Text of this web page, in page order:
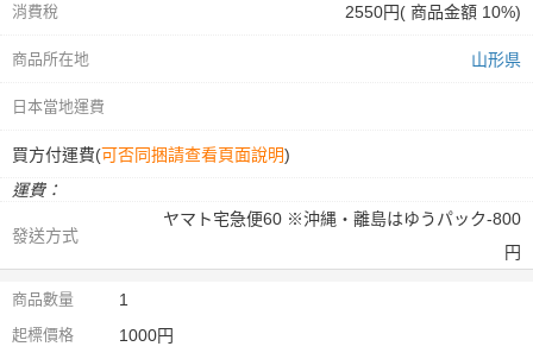
消費稅 2550円( 商品金額 10%)
商品所在地 山形県
日本當地運費
買方付運費(可否同捆請查看頁面說明)
運費：
發送方式
ヤマト宅急便60 ※沖縄・離島はゆうパック-800
円
商品數量 1
起標價格 1000円